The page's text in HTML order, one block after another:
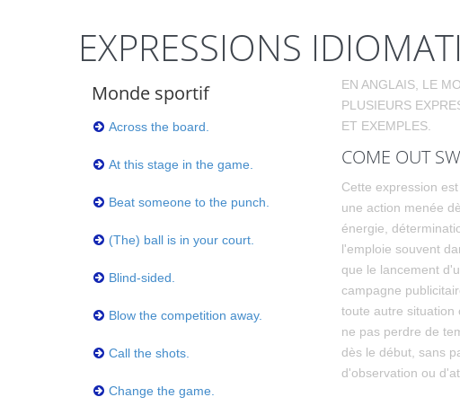
EXPRESSIONS
Monde sportif
Across the board.
At this stage in the game.
Beat someone to the punch.
(The) ball is in your court.
Blind-sided.
Blow the competition away.
Call the shots.
Change the game.
EN ANGLAIS, LE
PLUSIEURS
ET EXEMPLES.
COME OUT
Cette expression
une action menée
énergie,
l'emploie souvent
que le lancement
campagne
toute autre situation
ne pas perdre de
dès le début, sans
d'observation ou